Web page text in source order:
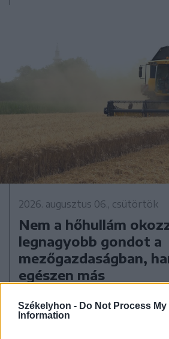
Székelyhon - Do Not Process My
Information
2026. augusztus 06., csütörtök
Nem a hőhullám
legnagyobb gondot a
mezőgazdaságban,
egészen más